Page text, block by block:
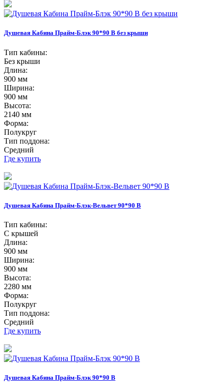
Душевая Кабина Прайм-Блэк 90*90 В без крыши
Тип кабины:
Без крыши
Длина:
900 мм
Ширина:
900 мм
Высота:
2140 мм
Форма:
Полукруг
Тип поддона:
Средний
Где купить
Душевая Кабина Прайм-Блэк-Вельвет 90*90 В
Тип кабины:
С крышей
Длина:
900 мм
Ширина:
900 мм
Высота:
2280 мм
Форма:
Полукруг
Тип поддона:
Средний
Где купить
Душевая Кабина Прайм-Блэк 90*90 В